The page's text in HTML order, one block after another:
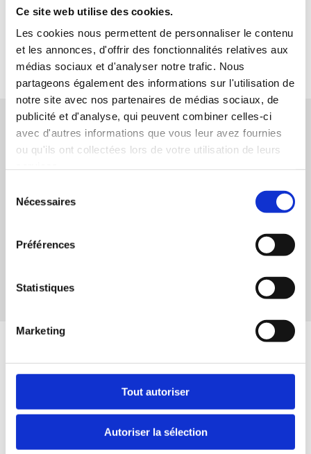
Ce site web utilise des cookies.
Les cookies nous permettent de personnaliser le contenu
et les annonces, d'offrir des fonctionnalités relatives aux
médias sociaux et d'analyser notre trafic. Nous
partageons également des informations sur l'utilisation de
notre site avec nos partenaires de médias sociaux, de
publicité et d'analyse, qui peuvent combiner celles-ci
avec d'autres informations que vous leur avez fournies
ou qu'ils ont collectées lors de votre utilisation de leurs
Nécessaires
Préférences
Statistiques
Marketing
Tout autoriser
Autoriser la sélection
Vos droits et l'actualité sociale, enfin clairs
!
J’accepte de recevoir les communications de la CFTC